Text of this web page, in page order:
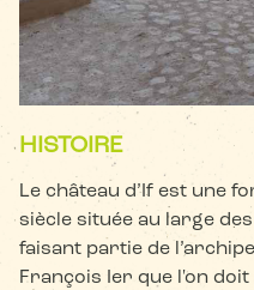
HISTOIRE
Le château d’If est une
siècle située au large
faisant partie de
François Ier que l'on